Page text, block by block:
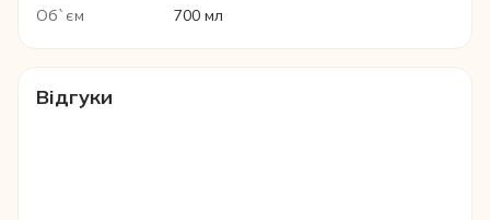
Об`єм
700 мл
Відгуки